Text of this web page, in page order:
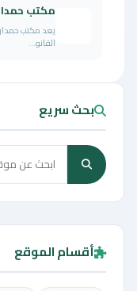
مكتب
يعد مكتب
القانو...
بحث سريع
أقسام الموقع